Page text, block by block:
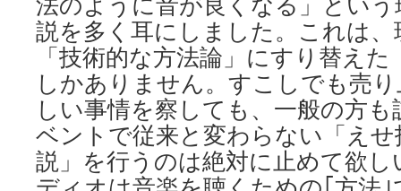
説を多く耳にしました。これは
「技術的な方法論」にすり替え
しかありません。すこしでも売
しい事情を察しても、一般の方
ベントで従来と変わらない「え
説」を行うのは絶対に止めて欲